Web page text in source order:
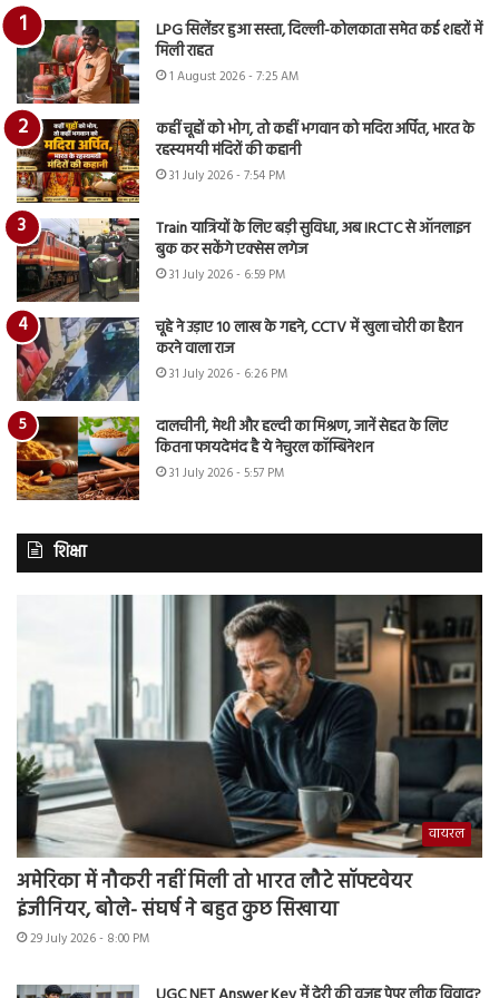
LPG सिलेंडर हुआ सस्ता, दिल्ली-कोलकाता समेत कई शहरों में
मिली राहत
1 August 2026 - 7:25 AM
कहीं चूहों को भोग, तो कहीं भगवान को मदिरा अर्पित, भारत के
रहस्यमयी मंदिरों की कहानी
31 July 2026 - 7:54 PM
Train यात्रियों के लिए बड़ी सुविधा, अब IRCTC से ऑनलाइन
बुक कर सकेंगे एक्सेस लगेज
31 July 2026 - 6:59 PM
चूहे ने उड़ाए 10 लाख के गहने, CCTV में खुला चोरी का हैरान
करने वाला राज
31 July 2026 - 6:26 PM
दालचीनी, मेथी और हल्दी का मिश्रण, जानें सेहत के लिए
कितना फायदेमंद है ये नेचुरल कॉम्बिनेशन
31 July 2026 - 5:57 PM
शिक्षा
वायरल
अमेरिका में नौकरी नहीं मिली तो भारत लौटे सॉफ्टवेयर
इंजीनियर, बोले- संघर्ष ने बहुत कुछ सिखाया
29 July 2026 - 8:00 PM